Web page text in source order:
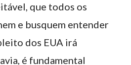
que todos os
e busquem entender
dos EUA irá
é fundamental